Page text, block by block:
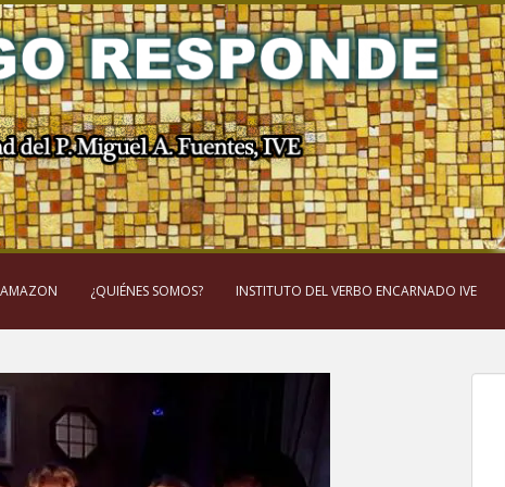
¿QUIÉNES SOMOS? INSTITUTO DEL VERBO ENCARNADO IVE